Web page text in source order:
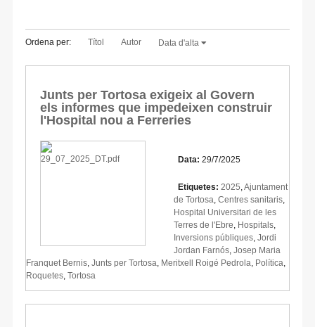
Ordena per: Títol Autor Data d'alta
Junts per Tortosa exigeix al Govern
els informes que impedeixen construir
l'Hospital nou a Ferreries
Data: 29/7/2025
Etiquetes: 2025 Ajuntament
de Tortosa Centres sanitaris
Hospital Universitari de les
Terres de l'Ebre Hospitals
Inversions públiques Jordi
Jordan Farnós Josep Maria
Franquet Bernis Junts per Tortosa Meritxell Roigé Pedrola Política
Roquetes Tortosa